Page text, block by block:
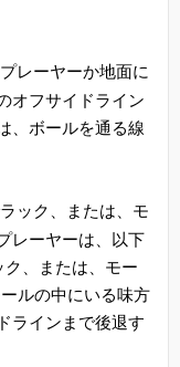
レーヤーか地面に
オフサイドライン
、ボールを通る線
ック、または、モ
レーヤーは、以下
、または、モー
ルの中にいる味方
ラインまで後退す